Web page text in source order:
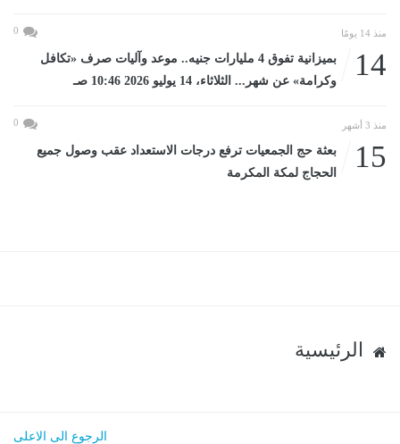
منذ 14 يومًا 0
14
بميزانية تفوق 4 مليارات جنيه.. موعد وآليات صرف «تكافل
وكرامة» عن شهر... الثلاثاء، 14 يوليو 2026 10:46 صـ
منذ 3 أشهر 0
15
بعثة حج الجمعيات ترفع درجات الاستعداد عقب وصول جميع
الحجاج لمكة المكرمة
الرئيسية
الرجوع الى الاعلى